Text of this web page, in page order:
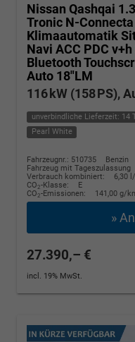
Nissan Qashqai
Tronic N-
Klimaautomatik
Navi ACC PDC
Bluetooth
Auto 18"LM
116 kW (158 PS),
unverbindliche Lieferzeit: 14
Pearl White
Fahrzeugnr.: 510735
Benzin
Fahrzeug mit Tageszulassung
Verbrauch kombiniert:
6,30
CO2-Klasse:
E
CO2-Emissionen: 141,00 g/
»
27.390,– €
incl. 19% MwSt.